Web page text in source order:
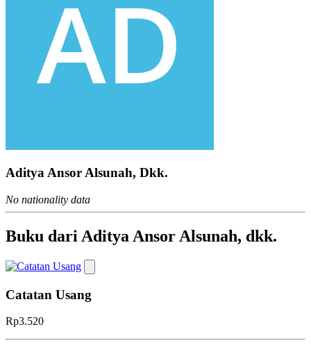
Aditya Ansor Alsunah, Dkk.
No nationality data
Buku dari Aditya Ansor Alsunah, dkk.
Catatan Usang
Rp3.520